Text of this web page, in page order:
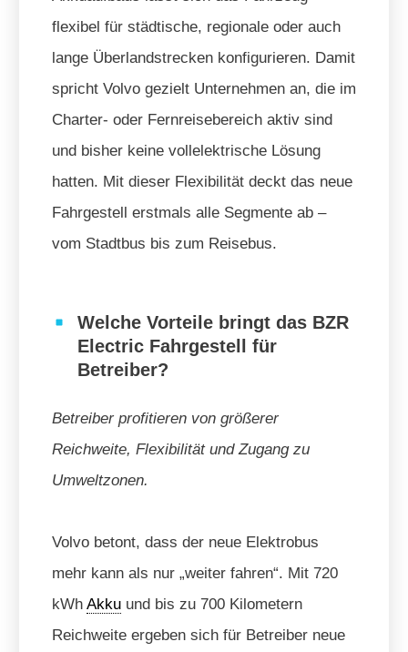
flexibel für städtische, regionale oder auch
lange Überlandstrecken konfigurieren. Damit
spricht Volvo gezielt Unternehmen an, die im
Charter- oder Fernreisebereich aktiv sind
und bisher keine vollelektrische Lösung
hatten. Mit dieser Flexibilität deckt das neue
Fahrgestell erstmals alle Segmente ab –
vom Stadtbus bis zum Reisebus.
Welche Vorteile bringt das BZR
Electric Fahrgestell für
Betreiber?
Betreiber profitieren von größerer
Reichweite, Flexibilität und Zugang zu
Umweltzonen.
Volvo betont, dass der neue Elektrobus
mehr kann als nur „weiter fahren“. Mit 720
kWh Akku und bis zu 700 Kilometern
Reichweite ergeben sich für Betreiber neue